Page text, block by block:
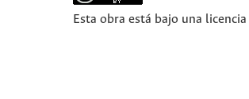
Esta obra está bajo una